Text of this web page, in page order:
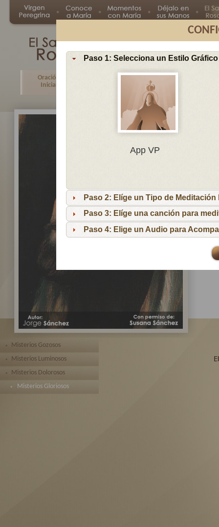
Paso 1: Selecciona un Estilo Gráfico
App VP
Paso 2: Elíge un Tipo de Meditación
Paso 3: Elíge una canción para
Paso 4: Elige un Audio para
Oración
Inicial
Misterio
Misterios Gozosos
Misterios Luminosos
Misterios Dolorosos
Misterios Gloriosos